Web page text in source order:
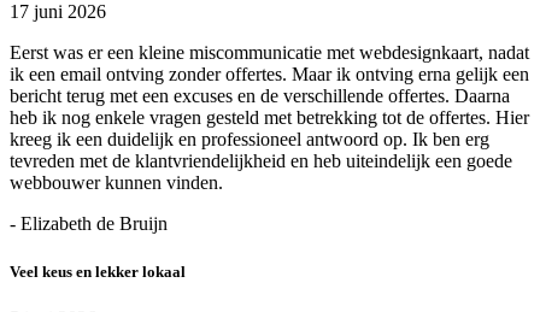
17 juni 2026
Eerst was er een kleine miscommunicatie met webdesignkaart, nadat
ik een email ontving zonder offertes. Maar ik ontving erna gelijk een
bericht terug met een excuses en de verschillende offertes. Daarna
heb ik nog enkele vragen gesteld met betrekking tot de offertes. Hier
kreeg ik een duidelijk en professioneel antwoord op. Ik ben erg
tevreden met de klantvriendelijkheid en heb uiteindelijk een goede
webbouwer kunnen vinden.
- Elizabeth de Bruijn
Veel keus en lekker lokaal